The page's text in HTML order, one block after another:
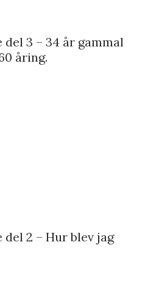
3 – 34 år gammal
åring.
2 – Hur blev jag